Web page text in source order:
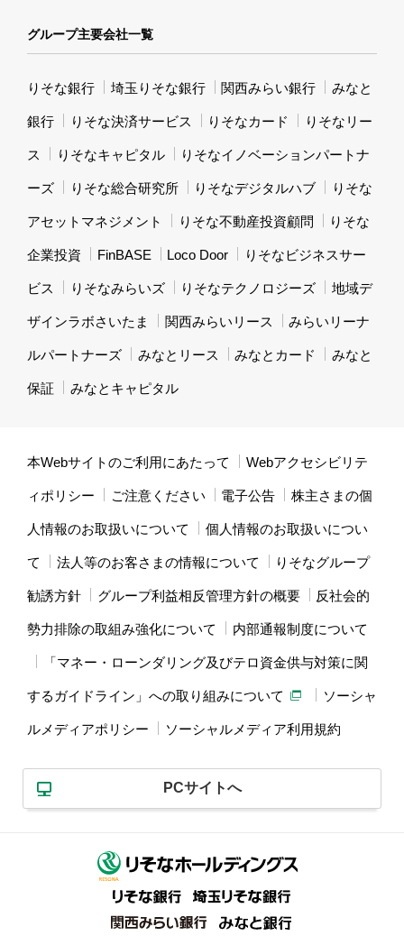
グループ主要会社一覧
りそな銀行 埼玉りそな銀行 関西みらい銀行 みなと
銀行 りそな決済サービス りそなカード りそなリー
ス りそなキャピタル りそなイノベーションパートナ
ーズ りそな総合研究所 りそなデジタルハブ りそな
アセットマネジメント りそな不動産投資顧問 りそな
企業投資 FinBASE Loco Door りそなビジネスサー
ビス りそなみらいズ りそなテクノロジーズ 地域デ
ザインラボさいたま 関西みらいリース みらいリーナ
ルパートナーズ みなとリース みなとカード みなと
保証 みなとキャピタル
本Webサイトのご利用にあたって Webアクセシビリテ
ィポリシー ご注意ください 電子公告 株主さまの個
人情報のお取扱いについて 個人情報のお取扱いについ
て 法人等のお客さまの情報について りそなグループ
勧誘方針 グループ利益相反管理方針の概要 反社会的
勢力排除の取組み強化について 内部通報制度について
「マネー・ローンダリング及びテロ資金供与対策に関
するガイドライン」への取り組みについて ソーシャ
ルメディアポリシー ソーシャルメディア利用規約
PCサイトへ